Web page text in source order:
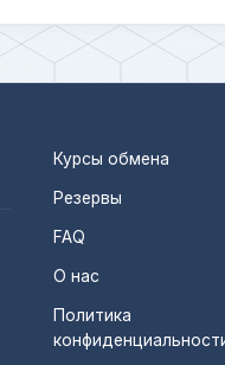
Курсы обмена
Резервы
FAQ
О нас
Политика